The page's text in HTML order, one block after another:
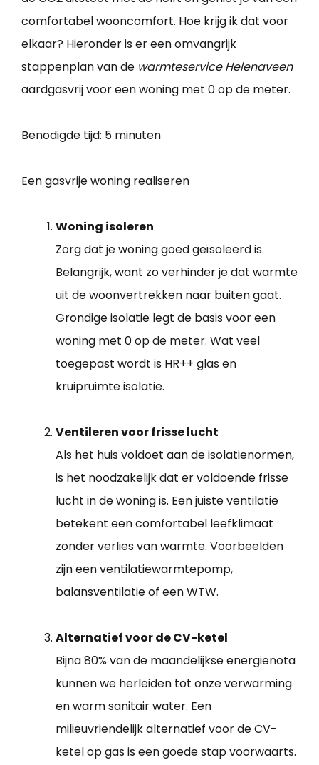
comfortabel wooncomfort. Hoe krijg ik dat voor
elkaar? Hieronder is er een omvangrijk
stappenplan van de warmteservice Helenaveen
aardgasvrij voor een woning met 0 op de meter.
Benodigde tijd: 5 minuten
Een gasvrije woning realiseren
Woning isoleren
Zorg dat je woning goed geïsoleerd is.
Belangrijk, want zo verhinder je dat warmte
uit de woonvertrekken naar buiten gaat.
Grondige isolatie legt de basis voor een
woning met 0 op de meter. Wat veel
toegepast wordt is HR++ glas en
kruipruimte isolatie.
Ventileren voor frisse lucht
Als het huis voldoet aan de isolatienormen,
is het noodzakelijk dat er voldoende frisse
lucht in de woning is. Een juiste ventilatie
betekent een comfortabel leefklimaat
zonder verlies van warmte. Voorbeelden
zijn een ventilatiewarmtepomp,
balansventilatie of een WTW.
Alternatief voor de CV-ketel
Bijna 80% van de maandelijkse energienota
kunnen we herleiden tot onze verwarming
en warm sanitair water. Een
milieuvriendelijk alternatief voor de CV-
ketel op gas is een goede stap voorwaarts.